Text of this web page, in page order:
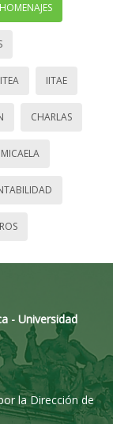
HOMENAJES
IITAE
CHARLAS
MICAELA
- Universidad
la Dirección de